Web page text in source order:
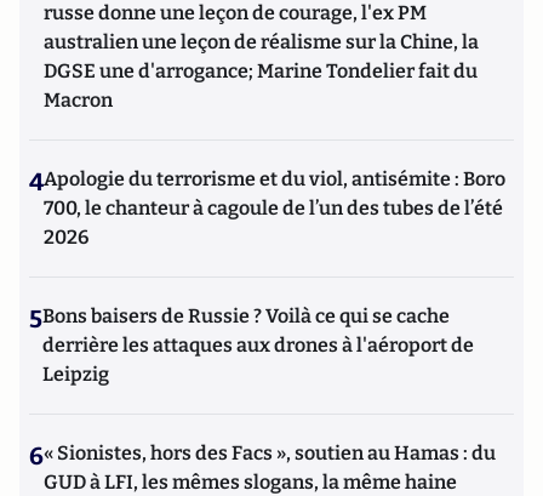
russe donne une leçon de courage, l'ex PM
australien une leçon de réalisme sur la Chine, la
DGSE une d'arrogance; Marine Tondelier fait du
Macron
4Apologie du terrorisme et du viol, antisémite : Boro
700, le chanteur à cagoule de l’un des tubes de l’été
2026
5Bons baisers de Russie ? Voilà ce qui se cache
derrière les attaques aux drones à l'aéroport de
Leipzig
6« Sionistes, hors des Facs », soutien au Hamas : du
GUD à LFI, les mêmes slogans, la même haine